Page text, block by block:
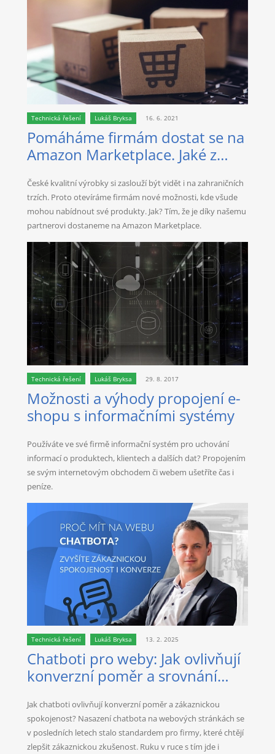
Technická řešení Lukáš Bryksa 16. 6. 2021
Pomáháme firmám dostat se na
Amazon Marketplace. Jaké z
České kvalitní výrobky si zaslouží být vidět i na zahraničních
trzích. Proto otevíráme firmám nové možnosti, kde všude
mohou nabídnout své produkty. Jak? Tím, že je díky našemu
partnerovi dostaneme na Amazon Marketplace.
Technická řešení Lukáš Bryksa 29. 8. 2017
Možnosti a výhody propojení e-
shopu s informačními systémy
Používáte ve své firmě informační systém pro uchování
informací o produktech, klientech a dalších dat? Propojením
se svým internetovým obchodem či webem ušetříte čas i
peníze.
Technická řešení Lukáš Bryksa 13. 2. 2025
Chatboti pro weby: Jak ovlivňují
konverzní poměr a srovnání
Jak chatboti ovlivňují konverzní poměr a zákaznickou
spokojenost? Nasazení chatbota na webových stránkách se
v posledních letech stalo standardem pro firmy, které chtějí
zlepšit zákaznickou zkušenost. Ruku v ruce s tím jde i